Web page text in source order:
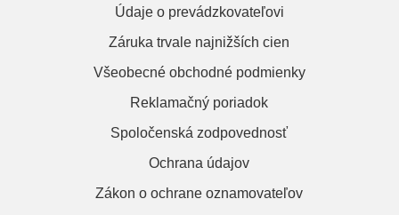
Údaje o prevádzkovateľovi
Záruka trvale najnižších cien
Všeobecné obchodné podmienky
Reklamačný poriadok
Spoločenská zodpovednosť
Ochrana údajov
Zákon o ochrane oznamovateľov